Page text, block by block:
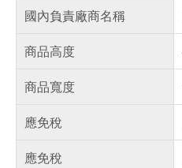
國內負責廠商名稱
商品高度
商品寬度
應免稅
應免稅